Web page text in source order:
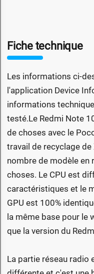
Fiche technique
Les informations ci-
l'application Device
informations
testé.Le Redmi Note
de choses avec le
travail de recyclage
nombre de modèle en
choses. Le CPU est
caractéristiques et le
GPU est 100%
la même base pour le
que la version du
La partie réseau radio